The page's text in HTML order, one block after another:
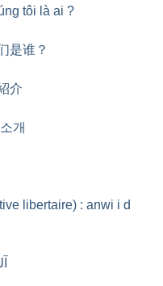
tôi là ai ?
是谁？
介
개
libertaire) : anwi i d